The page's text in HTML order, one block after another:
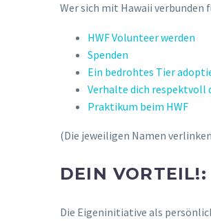
Wer sich mit Hawaii verbunden
HWF Volunteer werden
Spenden
Ein bedrohtes Tier
Verhalte dich respektvoll
Praktikum beim HWF
(Die jeweiligen Namen
DEIN VORTEIL!:
Die Eigeninitiative als